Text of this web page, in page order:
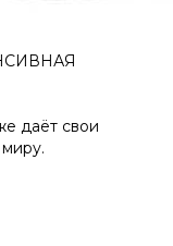
даёт свои